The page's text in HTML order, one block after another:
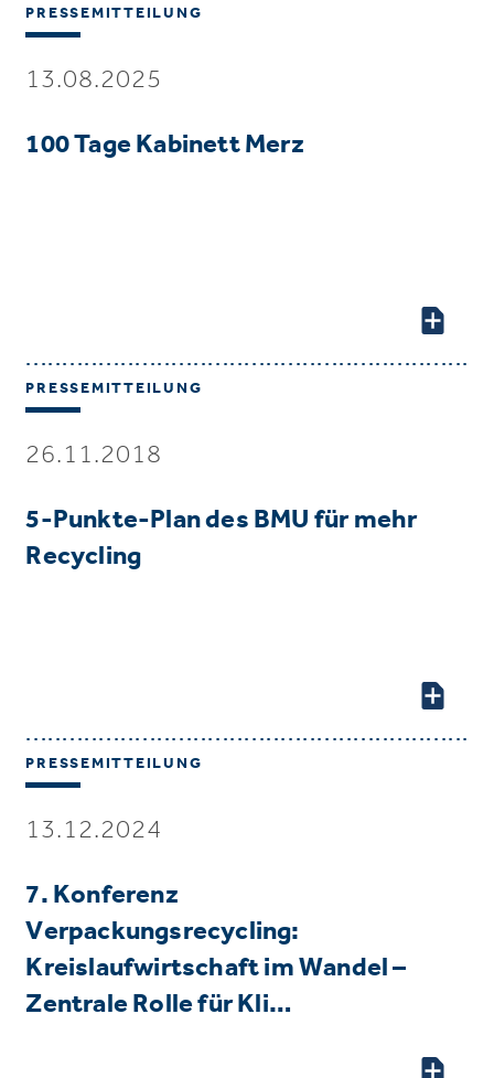
PRESSEMITTEILUNG
13.08.2025
100 Tage Kabinett Merz
PRESSEMITTEILUNG
26.11.2018
5-Punkte-Plan des BMU für mehr
Recycling
PRESSEMITTEILUNG
13.12.2024
7. Konferenz
Verpackungsrecycling:
Kreislaufwirtschaft im Wandel –
Zentrale Rolle für Kli…